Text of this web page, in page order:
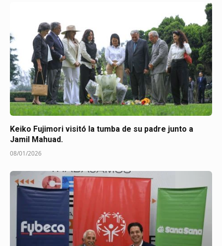
Keiko Fujimori visitó la tumba de su padre junto a
Jamil Mahuad.
08/01/2026